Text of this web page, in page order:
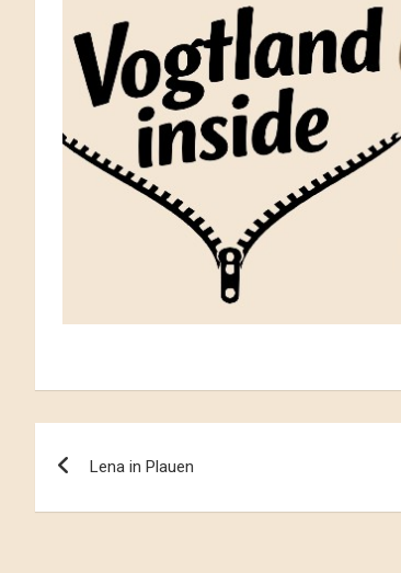
Lena in Plauen